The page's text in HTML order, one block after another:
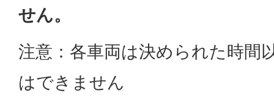
せん。
注意：各車両は決められた時間
はできません